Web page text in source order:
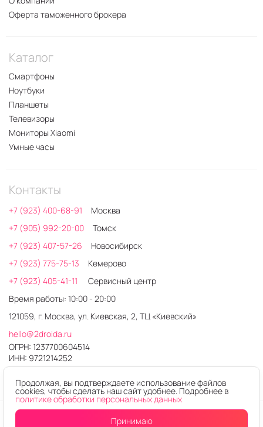
Уведомитьо поступлении
Оферта таможенного брокера
Каталог
Смартфоны
Ноутбуки
Планшеты
Телевизоры
Мониторы Xiaomi
Умные часы
Контакты
+7 (923) 400-68-91
Москва
+7 (905) 992-20-00
Томск
+7 (923) 407-57-26
Новосибирск
+7 (923) 775-75-13
Кемерово
+7 (923) 405-41-11
Сервисный центр
Время работы: 10:00 - 20:00
121059, г. Москва, ул. Киевская, 2, ТЦ «Киевский»
hello@2droida.ru
ОГРН: 1237700604514
ИНН: 9721214252
© 2026. Любое использование контента без письменного
Продолжая, вы подтверждаете использование файлов
cookies, чтобы сделать наш сайт удобнее. Подробнее в
политике обработки персональных данных
Принимаю